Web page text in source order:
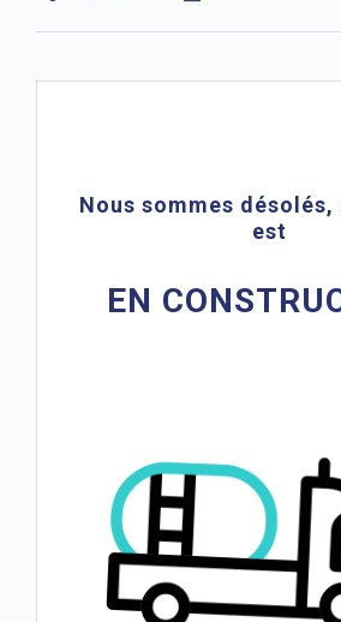
Nous sommes
est
EN